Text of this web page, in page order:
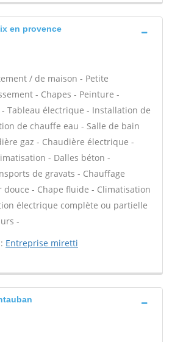
en provence
/ de maison - Petite
- Chapes - Peinture -
Tableau électrique - Installation de
de chauffe eau - Salle de bain
gaz - Chaudière électrique -
- Dalles béton -
de gravats - Chauffage
- Chape fluide - Climatisation
électrique complète ou partielle
-
Entreprise miretti